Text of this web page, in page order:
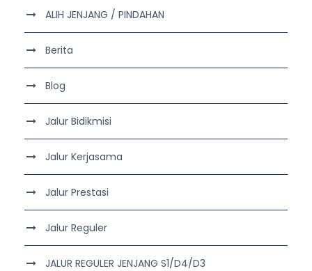
ALIH JENJANG / PINDAHAN
Berita
Blog
Jalur Bidikmisi
Jalur Kerjasama
Jalur Prestasi
Jalur Reguler
JALUR REGULER JENJANG S1/D4/D3